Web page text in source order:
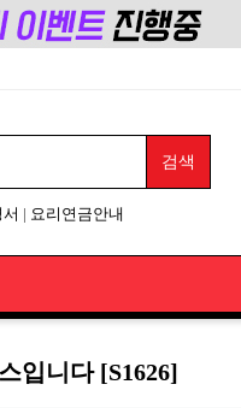
| 요리연금안내
입니다 [S1626]